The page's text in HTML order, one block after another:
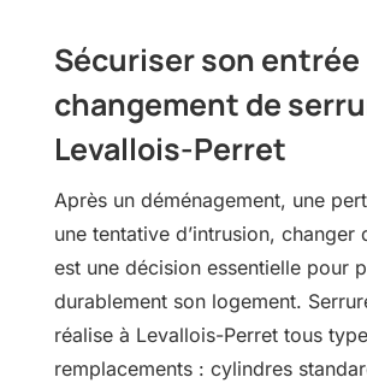
Sécuriser son entrée
changement de
Levallois-Perret
Après un déménagement, une
une tentative d’intrusion, changer
est une décision essentielle pour
durablement son logement.
réalise à Levallois-Perret tous
remplacements : cylindres